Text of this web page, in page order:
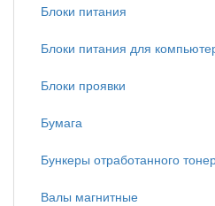
Блоки питания
Блоки питания для
Блоки проявки
Бумага
Бункеры отработанного
Валы магнитные